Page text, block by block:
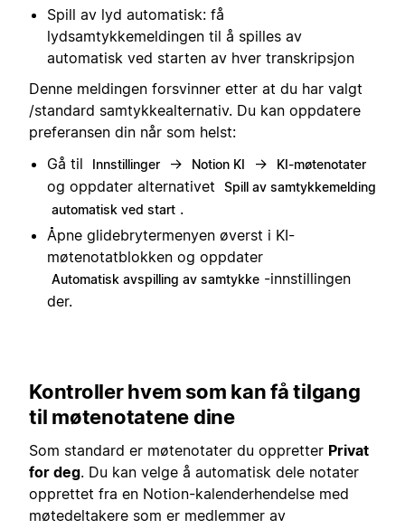
Spill av lyd automatisk: få
lydsamtykkemeldingen til å spilles av
automatisk ved starten av hver transkripsjon
Denne meldingen forsvinner etter at du har valgt
/standard samtykkealternativ. Du kan oppdatere
preferansen din når som helst:
Gå til
Innstillinger → Notion KI → KI-møtenotater
og oppdater alternativet
Spill av samtykkemelding
automatisk ved start .
Åpne glidebrytermenyen øverst i KI-
møtenotatblokken og oppdater
Automatisk avspilling av samtykke -innstillingen
der.
Kontroller hvem som kan få tilgang
til møtenotatene dine
Som standard er møtenotater du oppretter Privat
for deg. Du kan velge å automatisk dele notater
opprettet fra en Notion-kalenderhendelse med
møtedeltakere som er medlemmer av